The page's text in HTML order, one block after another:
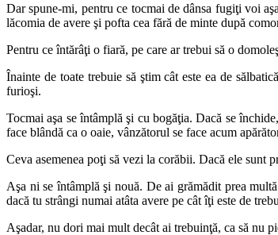
Dar spune-mi, pentru ce tocmai de dânsa fugiţi voi
lăcomia de avere şi pofta cea fără de minte după
Pentru ce întărâţi o fiară, pe care ar trebui să o
Înainte de toate trebuie să ştim cât este ea de
furioşi.
Tocmai aşa se întâmplă şi cu bogăţia. Dacă se
face blândă ca o oaie, vânzătorul se face acum
Ceva asemenea poţi să vezi la corăbii. Dacă ele sunt
Aşa ni se întâmplă şi nouă. De ai grămădit prea
dacă tu strângi numai atâta avere pe cât îţi este de
Aşadar, nu dori mai mult decât ai trebuinţă, ca să nu